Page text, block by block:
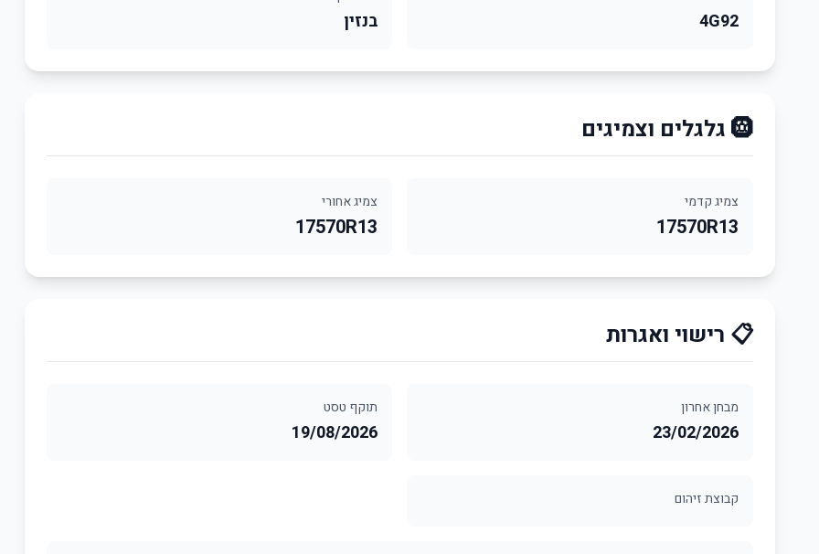
4G92 בנזין
🛞 גלגלים וצמיגים
צמיג קדמי
17570R13
צמיג אחורי
17570R13
📋 רישוי ואגרות
מבחן אחרון
23/02/2026
תוקף טסט
19/08/2026
קבוצת זיהום